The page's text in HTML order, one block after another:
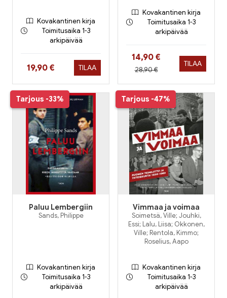
Kovakantinen kirja
Toimitusaika 1-3
arkipäivää
Hinta nyt
19,90 € TILAA
Kovakantinen kirja
Toimitusaika 1-3
arkipäivää
Hinta nyt
14,90 €
Hinta aiemmin
28,90 €
TILAA
Tarjous -33%
Paluu Lembergiin
Sands, Philippe
Kovakantinen kirja
Toimitusaika 1-3
arkipäivää
Tarjous -47%
Vimmaa ja voimaa
Soimetsä, Ville; Jouhki,
Essi; Lalu, Liisa; Okkonen,
Ville; Rentola, Kimmo;
Roselius, Aapo
Kovakantinen kirja
Toimitusaika 1-3
arkipäivää